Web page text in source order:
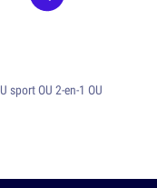
sport OU 2-en-1 OU